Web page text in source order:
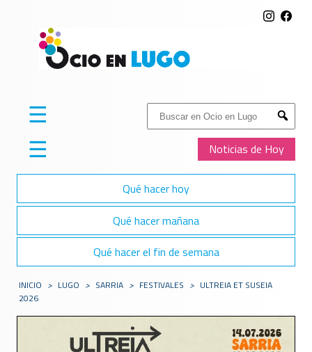
Buscar:
Submit
Noticias de Hoy
☰
☰
Qué hacer hoy
Qué hacer mañana
Qué hacer el fin de semana
INICIO > LUGO > SARRIA > FESTIVALES > ULTREIA ET SUSEIA
2026